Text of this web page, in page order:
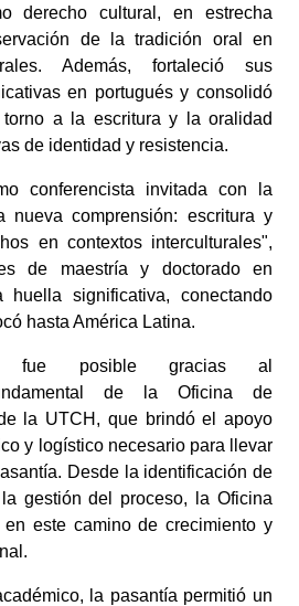
derecho cultural , en estrecha
de la tradición oral
en
Además, fortaleció sus
en portugués y consolidó
a la escritura y la oralidad
de identidad y resistencia.
conferencista invitada con la
nueva comprensión: escritura y
en contextos interculturales",
de maestría y doctorado en
huella significativa, conectando
hasta América Latina.
fue posible gracias al
de la Oficina de
la UTCH , que brindó el apoyo
y logístico necesario para llevar
Desde la identificación de
gestión del proceso, la Oficina
este camino de crecimiento y
la pasantía permitió un